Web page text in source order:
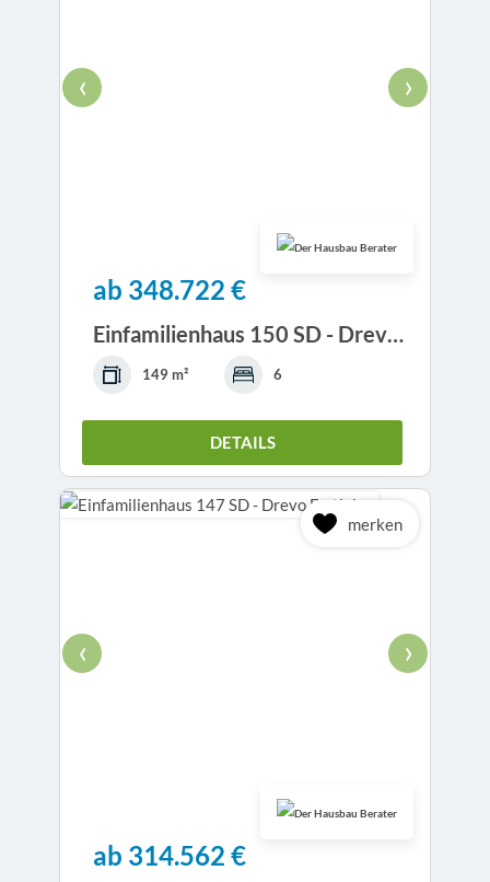
‹ ›
ab 348.722 €
Einfamilienhaus 150 SD - Drevo Fertigbau
149 m² 6
DETAILS
merken
‹ ›
ab 314.562 €